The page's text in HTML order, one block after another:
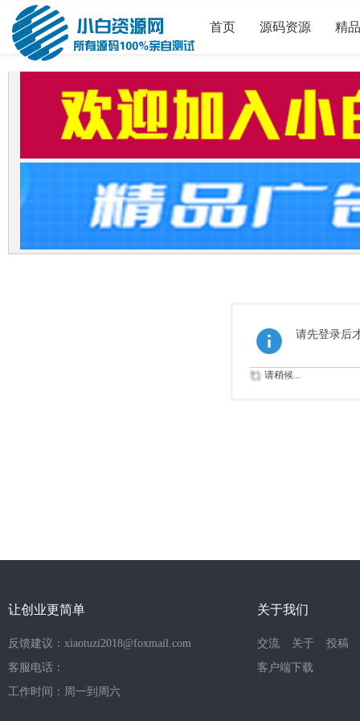
首页 源码资源 精
请先登录后
请稍候...
让创业更简单
反馈建议：xiaotuzi2018@foxmail.com
客服电话：
工作时间：周一到周六
关于我们
交流 关于
投稿
客户端下载